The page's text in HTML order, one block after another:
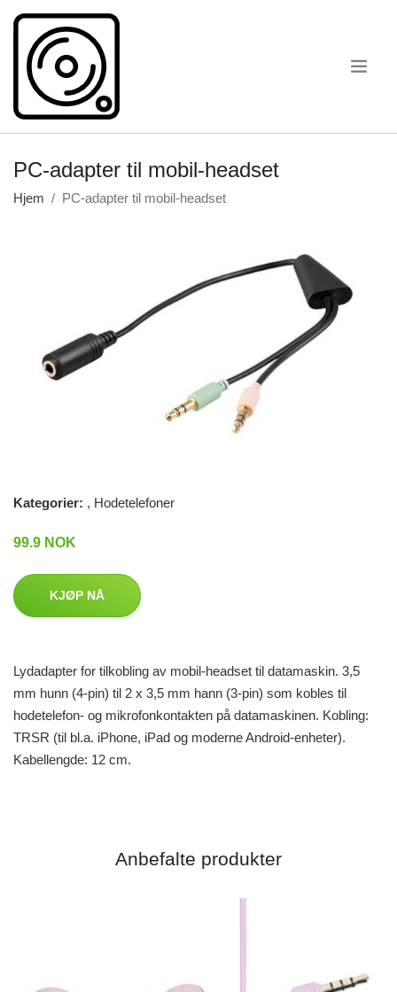
PC-adapter til mobil-headset
Hjem PC-adapter til mobil-headset
Kategorier: , Hodetelefoner
99.9 NOK
KJØP NÅ
Lydadapter for tilkobling av mobil-headset til datamaskin. 3,5
mm hunn (4-pin) til 2 x 3,5 mm hann (3-pin) som kobles til
hodetelefon- og mikrofonkontakten på datamaskinen. Kobling:
TRSR (til bl.a. iPhone, iPad og moderne Android-enheter).
Kabellengde: 12 cm.
Anbefalte produkter